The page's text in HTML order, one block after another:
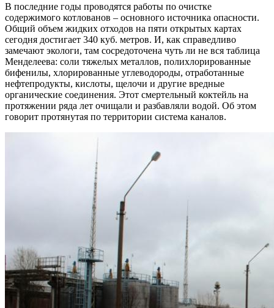
В последние годы проводятся работы по очистке
содержимого котлованов – основного источника опасности.
Общий объем жидких отходов на пяти открытых картах
сегодня достигает 340 куб. метров. И, как справедливо
замечают экологи, там сосредоточена чуть ли не вся таблица
Менделеева: соли тяжелых металлов, полихлорированные
бифенилы, хлорированные углеводороды, отработанные
нефтепродукты, кислоты, щелочи и другие вредные
органические соединения. Этот смертельный коктейль на
протяжении ряда лет очищали и разбавляли водой. Об этом
говорит протянутая по территории система каналов.